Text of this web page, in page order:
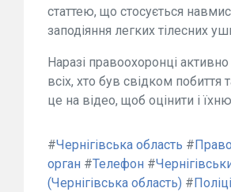
статтею, що стосується
заподіяння легких тілесних
Наразі правоохоронці
всіх, хто був свідком побиття
це на відео, щоб оцінити і
#Чернігівська область #
орган #Телефон #
(Чернігівська область) #